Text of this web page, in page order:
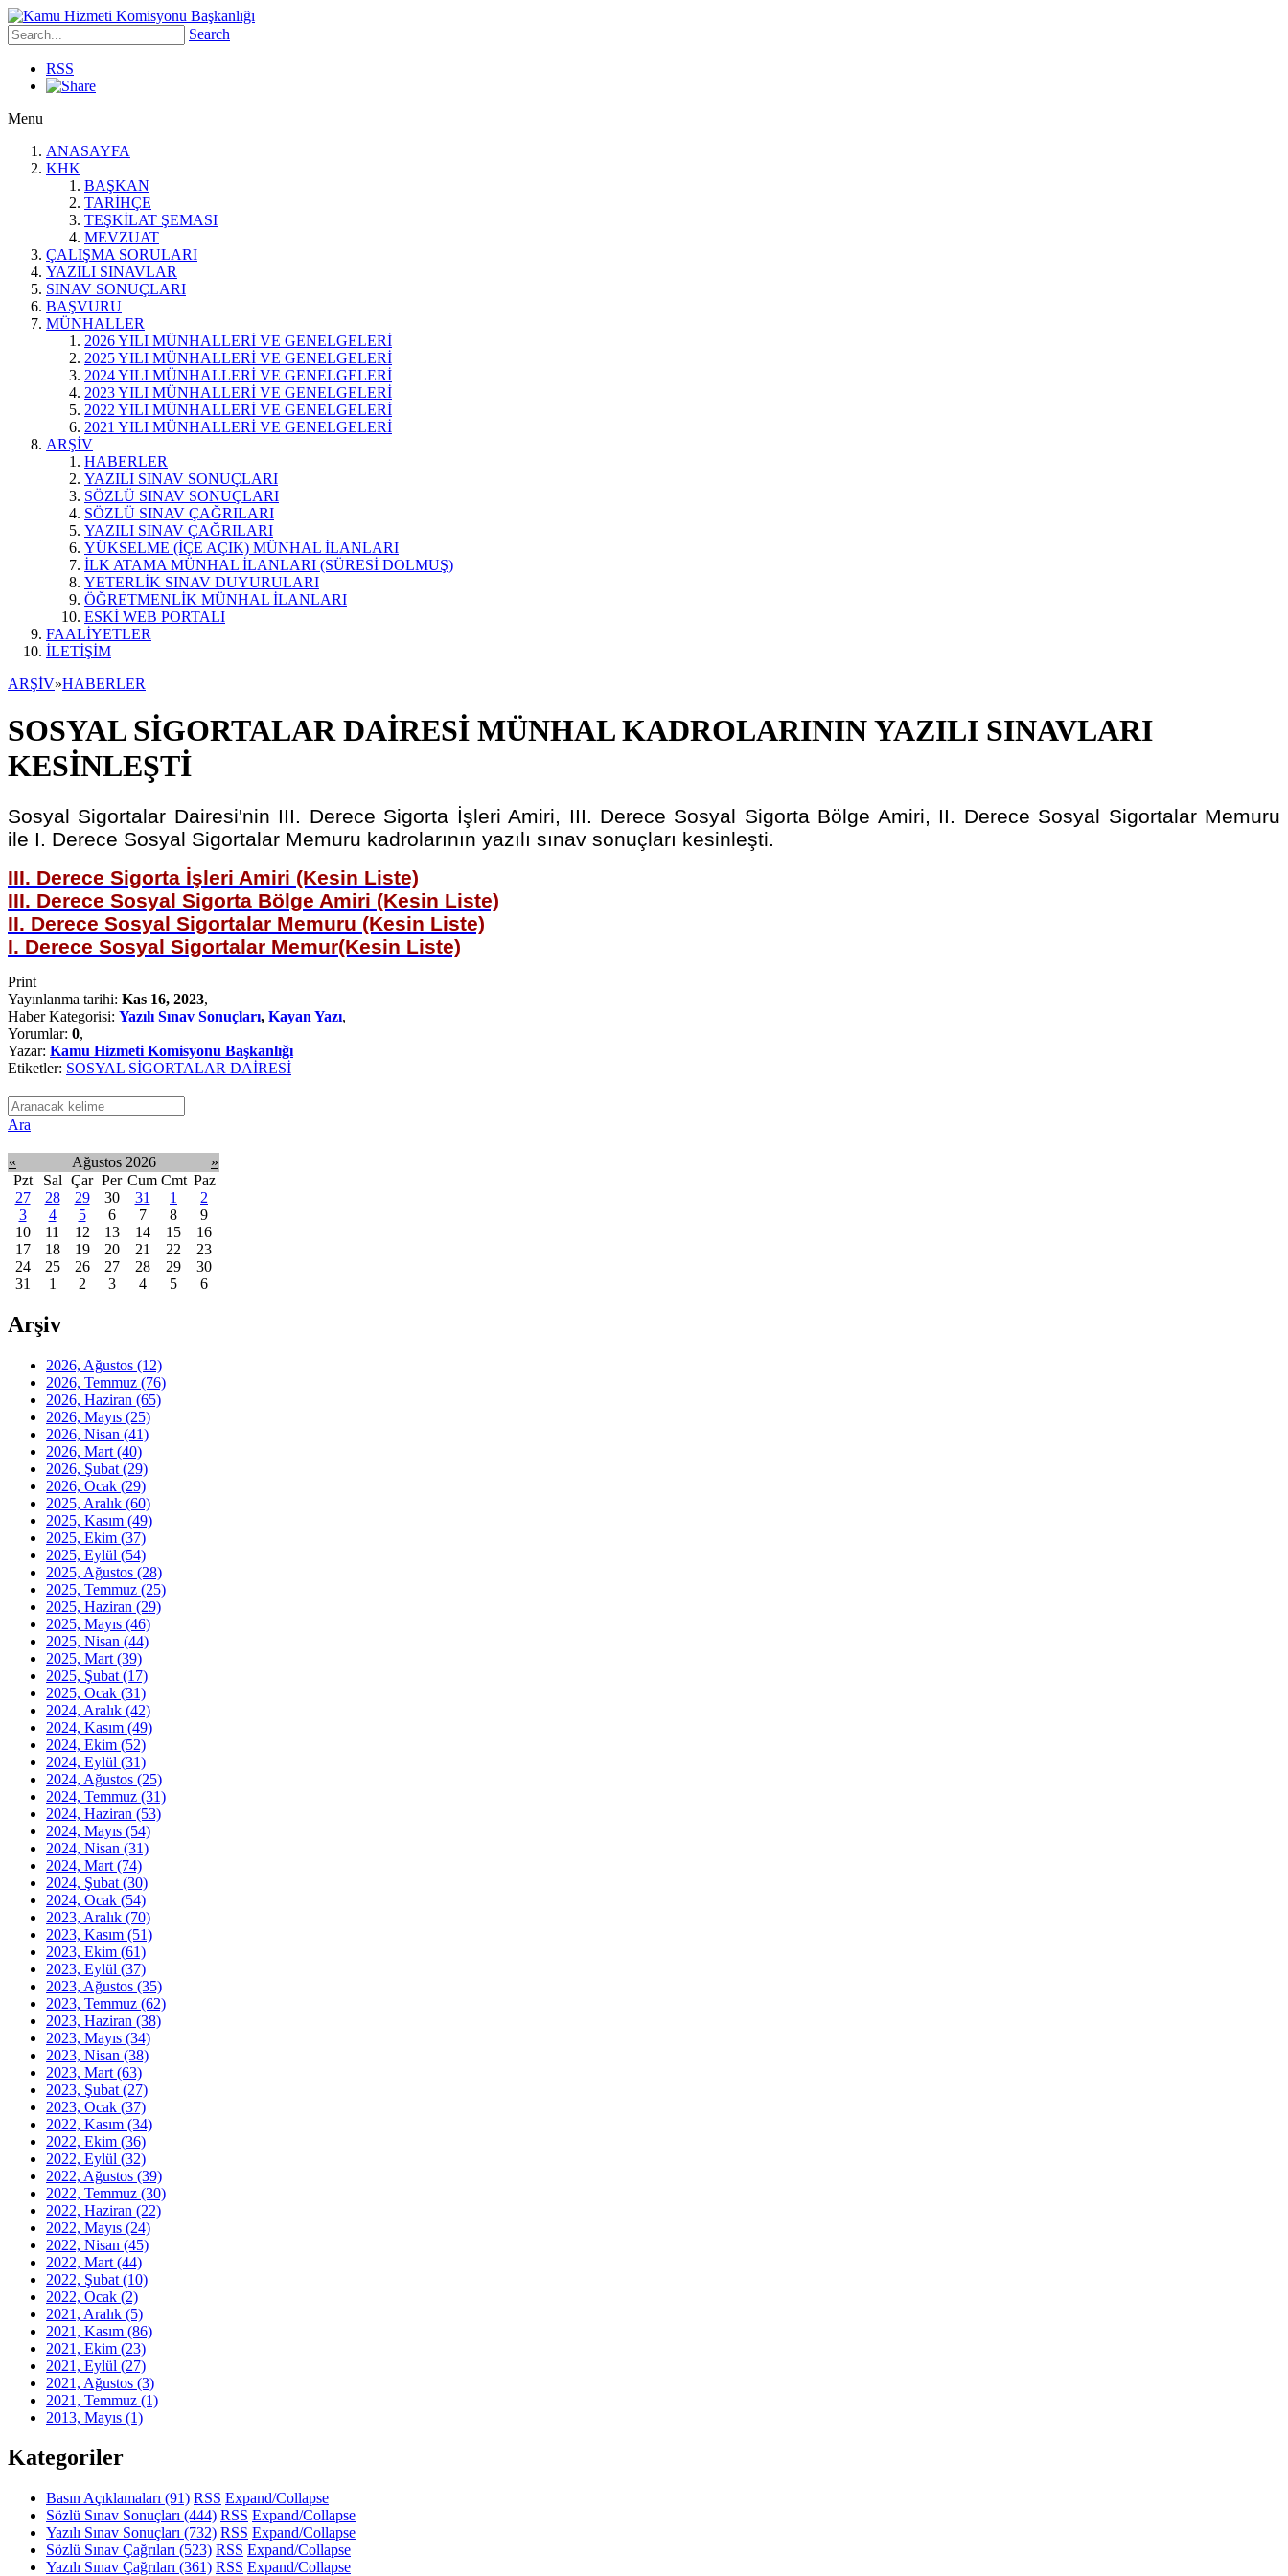
Search
RSS
Menu
ANASAYFA
KHK
BAŞKAN
TARİHÇE
TEŞKİLAT ŞEMASI
MEVZUAT
ÇALIŞMA SORULARI
YAZILI SINAVLAR
SINAV SONUÇLARI
BAŞVURU
MÜNHALLER
2026 YILI MÜNHALLERİ VE GENELGELERİ
2025 YILI MÜNHALLERİ VE GENELGELERİ
2024 YILI MÜNHALLERİ VE GENELGELERİ
2023 YILI MÜNHALLERİ VE GENELGELERİ
2022 YILI MÜNHALLERİ VE GENELGELERİ
2021 YILI MÜNHALLERİ VE GENELGELERİ
ARŞİV
HABERLER
YAZILI SINAV SONUÇLARI
SÖZLÜ SINAV SONUÇLARI
SÖZLÜ SINAV ÇAĞRILARI
YAZILI SINAV ÇAĞRILARI
YÜKSELME (İÇE AÇIK) MÜNHAL İLANLARI
İLK ATAMA MÜNHAL İLANLARI (SÜRESİ DOLMUŞ)
YETERLİK SINAV DUYURULARI
ÖĞRETMENLİK MÜNHAL İLANLARI
ESKİ WEB PORTALI
FAALİYETLER
İLETİŞİM
ARŞİV»HABERLER
SOSYAL SİGORTALAR DAİRESİ MÜNHAL KADROLARININ YAZILI SINAVLARI
KESİNLEŞTİ
Sosyal Sigortalar Dairesi'nin III. Derece Sigorta İşleri Amiri, III. Derece Sosyal Sigorta Bölge Amiri, II. Derece Sosyal Sigortalar Memuru
ile I. Derece Sosyal Sigortalar Memuru kadrolarının yazılı sınav sonuçları kesinleşti.
III. Derece Sigorta İşleri Amiri (Kesin Liste)
III. Derece Sosyal Sigorta Bölge Amiri (Kesin Liste)
II. Derece Sosyal Sigortalar Memuru (Kesin Liste)
I. Derece Sosyal Sigortalar Memur(Kesin Liste)
Print
Yayınlanma tarihi: Kas 16, 2023,
Haber Kategorisi: Yazılı Sınav Sonuçları, Kayan Yazı,
Yorumlar: 0,
Yazar: Kamu Hizmeti Komisyonu Başkanlığı
Etiketler: SOSYAL SİGORTALAR DAİRESİ
Ara
« Ağustos 2026
»
Pzt
Sal Çar Per Cum Cmt Paz
27
28 29 30 31 1
2
3
4 5 6 7 8
9
10
11 12 13 14 15
16
17
18 19 20 21 22
23
24
25 26 27 28 29
30
31
1 2 3 4 5 6
Arşiv
2026, Ağustos (12)
2026, Temmuz (76)
2026, Haziran (65)
2026, Mayıs (25)
2026, Nisan (41)
2026, Mart (40)
2026, Şubat (29)
2026, Ocak (29)
2025, Aralık (60)
2025, Kasım (49)
2025, Ekim (37)
2025, Eylül (54)
2025, Ağustos (28)
2025, Temmuz (25)
2025, Haziran (29)
2025, Mayıs (46)
2025, Nisan (44)
2025, Mart (39)
2025, Şubat (17)
2025, Ocak (31)
2024, Aralık (42)
2024, Kasım (49)
2024, Ekim (52)
2024, Eylül (31)
2024, Ağustos (25)
2024, Temmuz (31)
2024, Haziran (53)
2024, Mayıs (54)
2024, Nisan (31)
2024, Mart (74)
2024, Şubat (30)
2024, Ocak (54)
2023, Aralık (70)
2023, Kasım (51)
2023, Ekim (61)
2023, Eylül (37)
2023, Ağustos (35)
2023, Temmuz (62)
2023, Haziran (38)
2023, Mayıs (34)
2023, Nisan (38)
2023, Mart (63)
2023, Şubat (27)
2023, Ocak (37)
2022, Kasım (34)
2022, Ekim (36)
2022, Eylül (32)
2022, Ağustos (39)
2022, Temmuz (30)
2022, Haziran (22)
2022, Mayıs (24)
2022, Nisan (45)
2022, Mart (44)
2022, Şubat (10)
2022, Ocak (2)
2021, Aralık (5)
2021, Kasım (86)
2021, Ekim (23)
2021, Eylül (27)
2021, Ağustos (3)
2021, Temmuz (1)
2013, Mayıs (1)
Kategoriler
Basın Açıklamaları (91) RSS Expand/Collapse
Sözlü Sınav Sonuçları (444) RSS Expand/Collapse
Yazılı Sınav Sonuçları (732) RSS Expand/Collapse
Sözlü Sınav Çağrıları (523) RSS Expand/Collapse
Yazılı Sınav Çağrıları (361) RSS Expand/Collapse